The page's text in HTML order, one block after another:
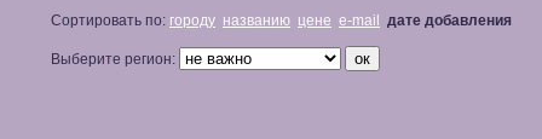
Сортировать по: городу названию цене e-mail дате добавления
Выберите регион: